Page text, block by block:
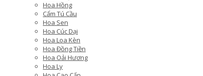
Hoa Hồng
Cẩm Tú Cầu
Hoa Sen
Hoa Cúc Dại
Hoa Loa Kèn
Hoa Đồng Tiền
Hoa Oải Hương
Hoa Ly